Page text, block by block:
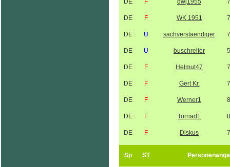
DE F dwj1955
DE F WK 1951
DE U sachverstaendiger
DE U buschreiter
DE F Helmut47
DE F Gert Kr.
DE F Werner1
DE F Tornad1
DE F Diskus
Sp ST